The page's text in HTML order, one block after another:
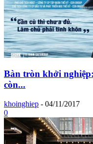
Bàn tròn khởi
còn...
khoinghiep - 04/11/2017
0